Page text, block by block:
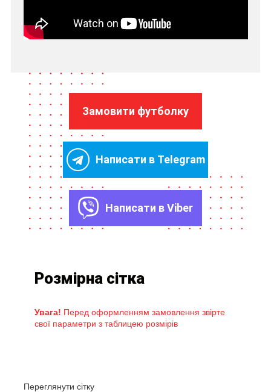
Замовити футболку
Написати в Telegram
Написати в Viber
Розмірна сітка
Увага! Перед оформленням замовлення звірте
свої параметри з таблицею розмірів
Переглянути сітку